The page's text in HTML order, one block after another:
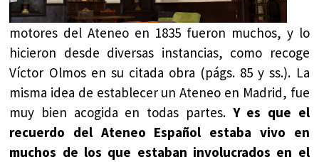
motores del Ateneo en 1835 fueron muchos, y lo
hicieron desde diversas instancias, como recoge
Víctor Olmos en su citada obra (págs. 85 y ss.). La
misma idea de establecer un Ateneo en Madrid, fue
muy bien acogida en todas partes. Y es que el
recuerdo del Ateneo Español estaba vivo en
muchos de los que estaban involucrados en el